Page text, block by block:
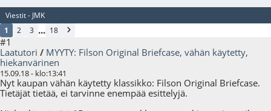
Viestit - JMK
1
2 3 ... 18
#1
Laatutori / MYYTY: Filson Original Briefcase, vähän käytetty,
hiekanvärinen
15.09.18 - klo:13:41
Nyt kaupan vähän käytetty klassikko: Filson Original Briefcase.
Tietäjät tietää, ei tarvinne enempää esittelyjä.